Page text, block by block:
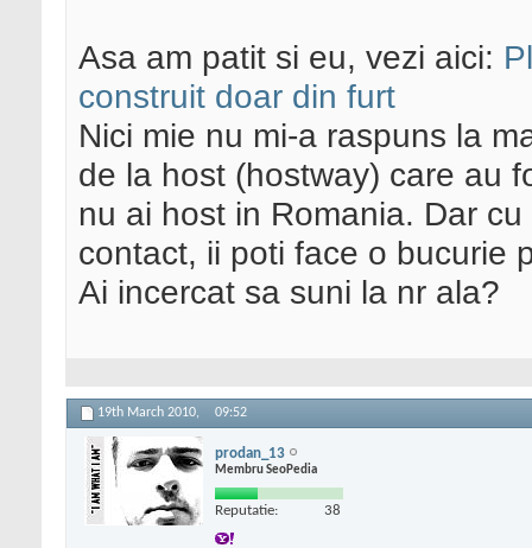
Asa am patit si eu, vezi aici:
construit doar din furt
Nici mie nu mi-a raspuns la
de la host (hostway) care au
nu ai host in Romania. Dar
contact, ii poti face o bucurie
Ai incercat sa suni la nr ala?
19th March 2010, 09:52
prodan_13
Membru SeoPedia
Reputatie: 38